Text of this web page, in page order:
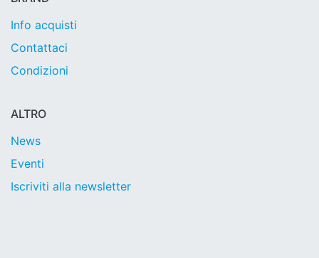
Info acquisti
Contattaci
Condizioni
ALTRO
News
Eventi
Iscriviti alla newsletter